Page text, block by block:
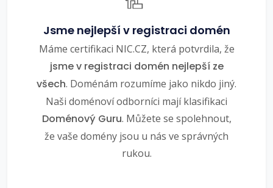
Jsme nejlepší v registraci domén
Máme certifikaci NIC.CZ, která potvrdila, že
jsme v registraci domén nejlepší ze
všech. Doménám rozumíme jako nikdo jiný.
Naši doménoví odborníci mají klasifikaci
Doménový Guru. Můžete se spolehnout,
že vaše domény jsou u nás ve správných
rukou.